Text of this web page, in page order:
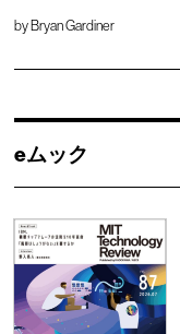
by Bryan Gardiner
eムック